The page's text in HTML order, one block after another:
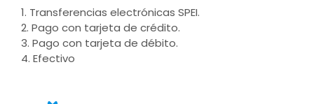
1. Transferencias electrónicas SPEI.
2. Pago con tarjeta de crédito.
3. Pago con tarjeta de débito.
4. Efectivo